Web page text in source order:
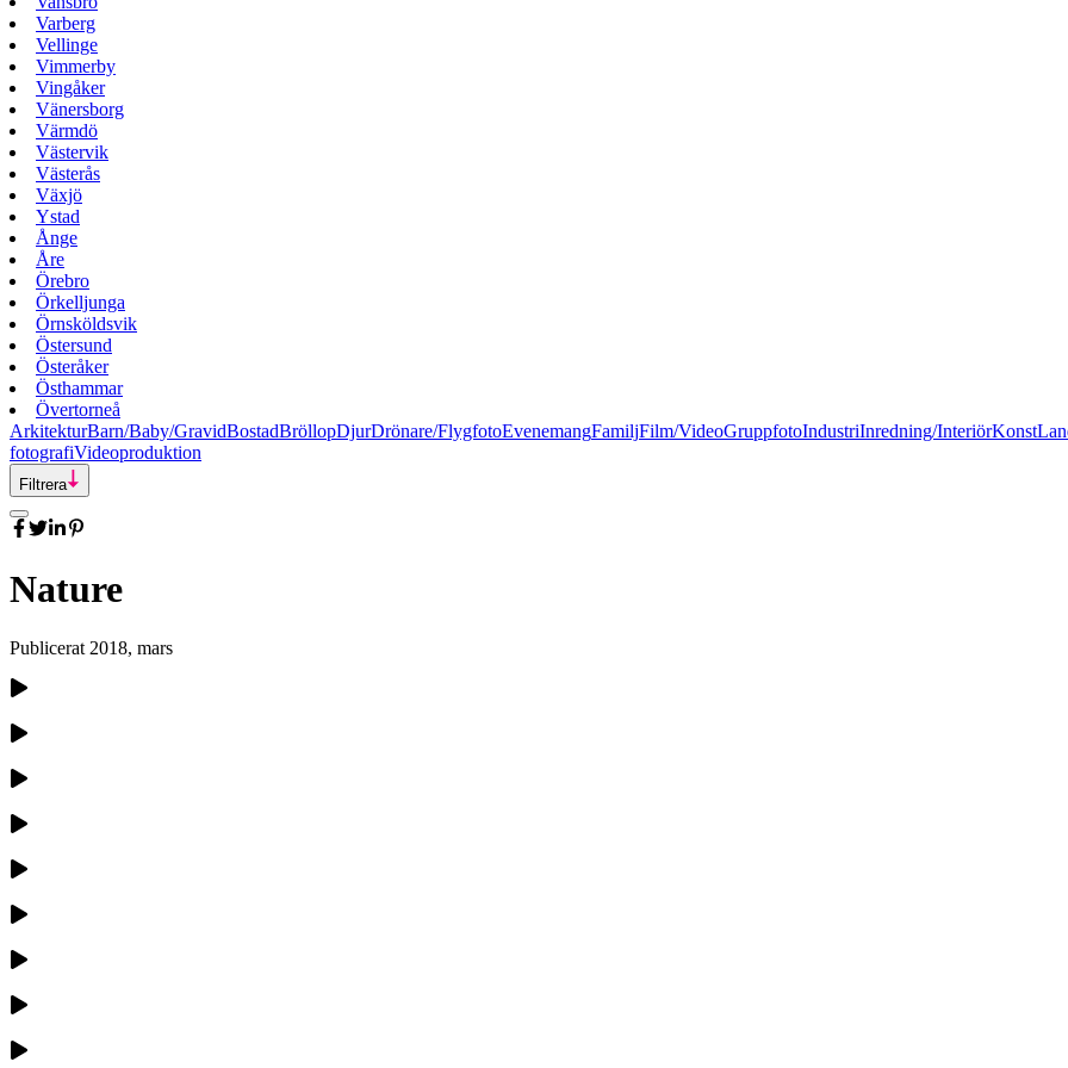
Varberg
Vellinge
Vimmerby
Vingåker
Vänersborg
Värmdö
Västervik
Västerås
Växjö
Ystad
Ånge
Åre
Örebro
Örkelljunga
Örnsköldsvik
Östersund
Österåker
Östhammar
Övertorneå
ArkitekturBarn/Baby/GravidBostadBröllopDjurDrönare/FlygfotoEvenemangFamiljFilm/VideoGruppfotoIndustriInredning/InteriörKonst
fotografiVideoproduktion
Filtrera
Nature
Publicerat 2018, mars